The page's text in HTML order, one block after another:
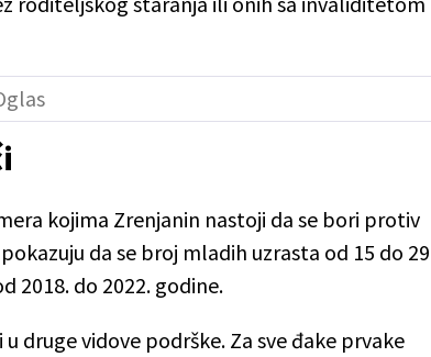
kojima Zrenjanin nastoji da se bori protiv
da se broj mladih uzrasta od 15 do 29
2018. do 2022. godine.
druge vidove podrške. Za sve đake prvake